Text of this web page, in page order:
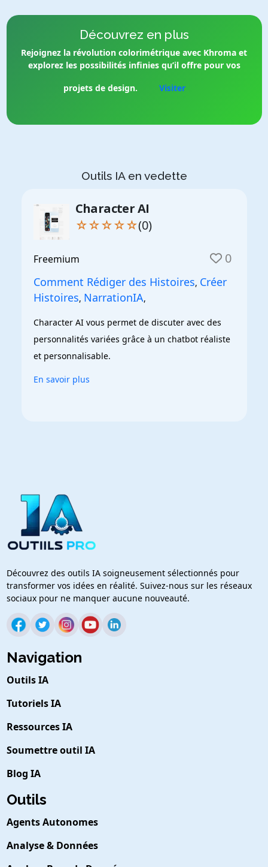
Découvrez en plus
Rejoignez la révolution colorimétrique avec Khroma et
explorez les possibilités infinies qu’il offre pour vos
projets de design.
Visiter
Outils IA en vedette
Character AI
☆☆☆☆☆(0)
Freemium 0
Comment Rédiger des Histoires, Créer
Histoires, NarrationIA,
Character AI vous permet de discuter avec des
personnalités variées grâce à un chatbot réaliste
et personnalisable.
En savoir plus
Découvrez des outils IA soigneusement sélectionnés pour
transformer vos idées en réalité. Suivez-nous sur les réseaux
sociaux pour ne manquer aucune nouveauté.
Navigation
Outils IA
Tutoriels IA
Ressources IA
Soumettre outil IA
Blog IA
Outils
Agents Autonomes
Analyse & Données